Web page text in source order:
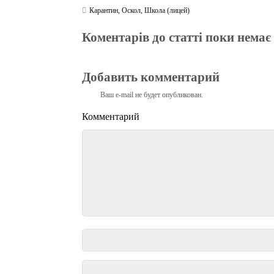
Карантин ,Оскол ,Школа (лицей)
Коментарів до статті поки немає
Добавить комментарий
Ваш e-mail не будет опубликован.
Комментарий